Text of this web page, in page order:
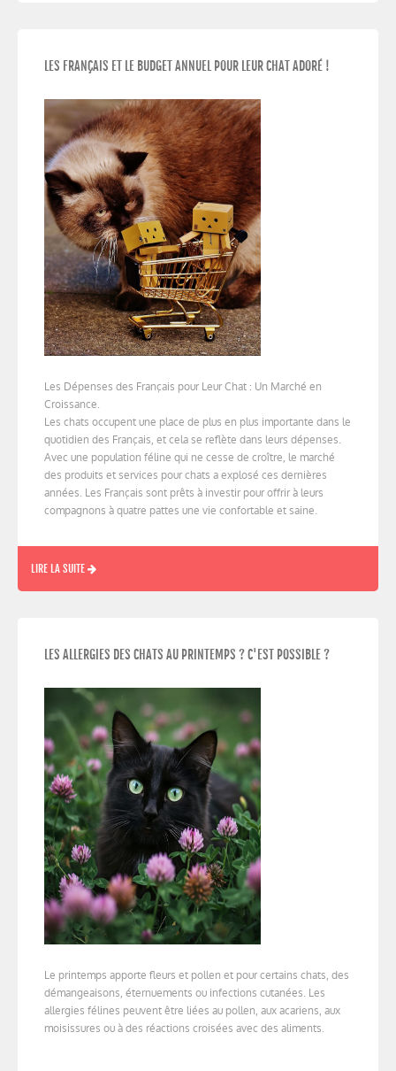
LES FRANÇAIS ET LE BUDGET ANNUEL POUR LEUR CHAT ADORÉ !
Les Dépenses des Français pour Leur Chat : Un Marché en
Croissance.
Les chats occupent une place de plus en plus importante dans le
quotidien des Français, et cela se reflète dans leurs dépenses.
Avec une population féline qui ne cesse de croître, le marché
des produits et services pour chats a explosé ces dernières
années. Les Français sont prêts à investir pour offrir à leurs
compagnons à quatre pattes une vie confortable et saine.
LIRE LA SUITE
LES ALLERGIES DES CHATS AU PRINTEMPS ? C'EST POSSIBLE ?
Le printemps apporte fleurs et pollen et pour certains chats, des
démangeaisons, éternuements ou infections cutanées. Les
allergies félines peuvent être liées au pollen, aux acariens, aux
moisissures ou à des réactions croisées avec des aliments.